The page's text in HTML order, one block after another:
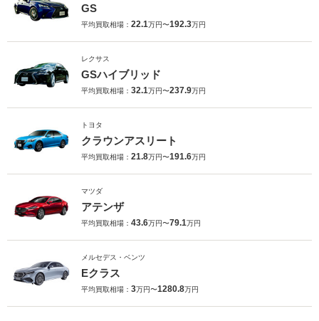
GS
平均買取相場： 22.1万円〜192.3万円
レクサス
GSハイブリッド
平均買取相場： 32.1万円〜237.9万円
トヨタ
クラウンアスリート
平均買取相場： 21.8万円〜191.6万円
マツダ
アテンザ
平均買取相場： 43.6万円〜79.1万円
メルセデス・ベンツ
Eクラス
平均買取相場： 3万円〜1280.8万円